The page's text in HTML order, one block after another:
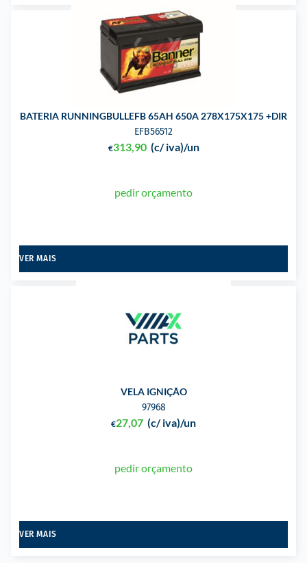
BATERIA RUNNINGBULLEFB 65AH 650A 278X175X175 +DIR
EFB56512
€313,90 (c/ iva)/un
pedir orçamento
VER MAIS
VELA IGNIÇÃO
97968
€27,07 (c/ iva)/un
pedir orçamento
VER MAIS